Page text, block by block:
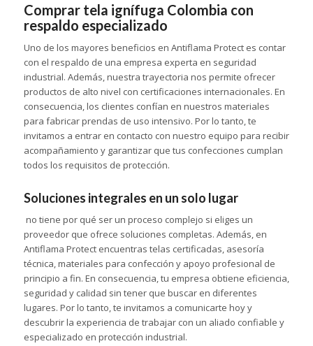
Comprar tela ignífuga Colombia con
respaldo especializado
Uno de los mayores beneficios en Antiflama Protect es contar
con el respaldo de una empresa experta en seguridad
industrial. Además, nuestra trayectoria nos permite ofrecer
productos de alto nivel con certificaciones internacionales. En
consecuencia, los clientes confían en nuestros materiales
para fabricar prendas de uso intensivo. Por lo tanto, te
invitamos a entrar en contacto con nuestro equipo para recibir
acompañamiento y garantizar que tus confecciones cumplan
todos los requisitos de protección.
Soluciones integrales en un solo lugar
no tiene por qué ser un proceso complejo si eliges un
proveedor que ofrece soluciones completas. Además, en
Antiflama Protect encuentras telas certificadas, asesoría
técnica, materiales para confección y apoyo profesional de
principio a fin. En consecuencia, tu empresa obtiene eficiencia,
seguridad y calidad sin tener que buscar en diferentes
lugares. Por lo tanto, te invitamos a comunicarte hoy y
descubrir la experiencia de trabajar con un aliado confiable y
especializado en protección industrial.